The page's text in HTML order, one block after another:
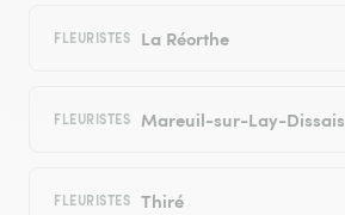
FLEURISTES La Réorthe
FLEURISTES Mareuil-sur-Lay-Dissais
FLEURISTES Thiré